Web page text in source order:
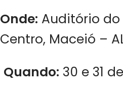
Onde: Auditório do
Centro, Maceió –
Quando: 30 e 31